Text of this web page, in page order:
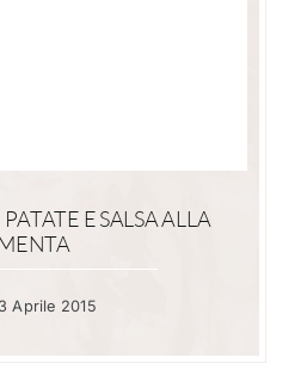
E SALSA ALLA
Aprile 2015